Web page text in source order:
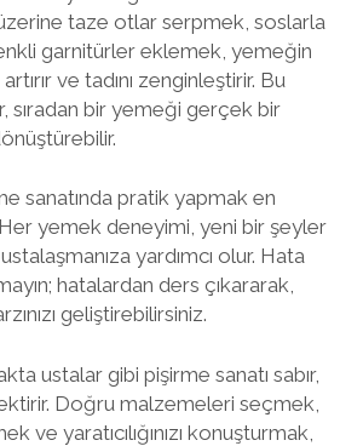
taze otlar serpmek, soslarla
garnitürler eklemek, yemeğin
ve tadını zenginleştirir. Bu
sıradan bir yemeği gerçek bir
sanatında pratik yapmak en
yemek deneyimi, yeni bir şeyler
yardımcı olur. Hata
hatalardan ders çıkararak,
geliştirebilirsiniz.
ustalar gibi pişirme sanatı sabır,
Doğru malzemeleri seçmek,
ve yaratıcılığınızı konuşturmak,